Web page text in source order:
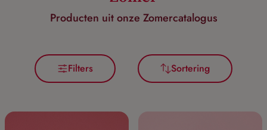
Producten uit onze Zomercatalogus
Filters Sortering